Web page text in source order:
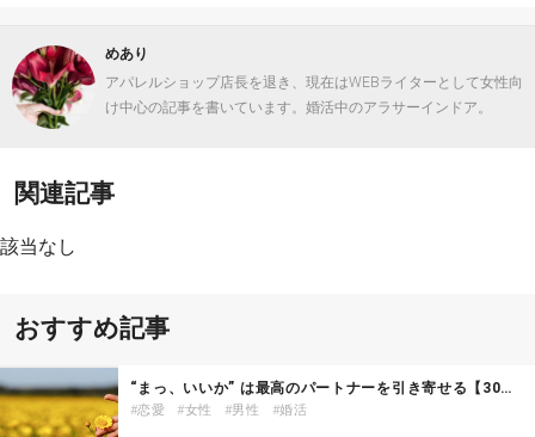
めあり
アパレルショップ店長を退き、現在はWEBライターとして女性向
け中心の記事を書いています。婚活中のアラサーインドア。
関連記事
該当なし
おすすめ記事
“まっ、いいか” は最高のパートナーを引き寄せる【30…
恋愛 女性 男性 婚活